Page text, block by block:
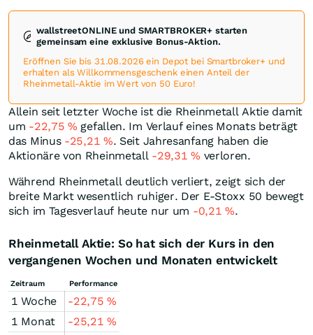
wallstreetONLINE und SMARTBROKER+ starten
gemeinsam eine exklusive Bonus-Aktion.
Eröffnen Sie bis 31.08.2026 ein Depot bei Smartbroker+ und
erhalten als Willkommensgeschenk einen Anteil der
Rheinmetall-Aktie im Wert von 50 Euro!
Allein seit letzter Woche ist die Rheinmetall Aktie damit
um -22,75% gefallen. Im Verlauf eines Monats beträgt
das Minus -25,21 %. Seit Jahresanfang haben die
Aktionäre von Rheinmetall -29,31% verloren.
Während Rheinmetall deutlich verliert, zeigt sich der
breite Markt wesentlich ruhiger. Der E-Stoxx 50 bewegt
sich im Tagesverlauf heute nur um -0,21%.
Rheinmetall Aktie: So hat sich der Kurs in den
vergangenen Wochen und Monaten entwickelt
Zeitraum Performance
1 Woche -22,75%
1 Monat
-25,21%